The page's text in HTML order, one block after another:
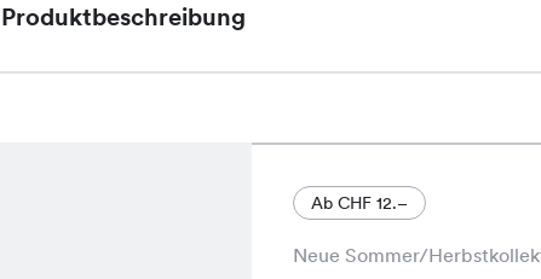
Produktbeschreibung
Ab CHF 12.–
Neue Sommer/